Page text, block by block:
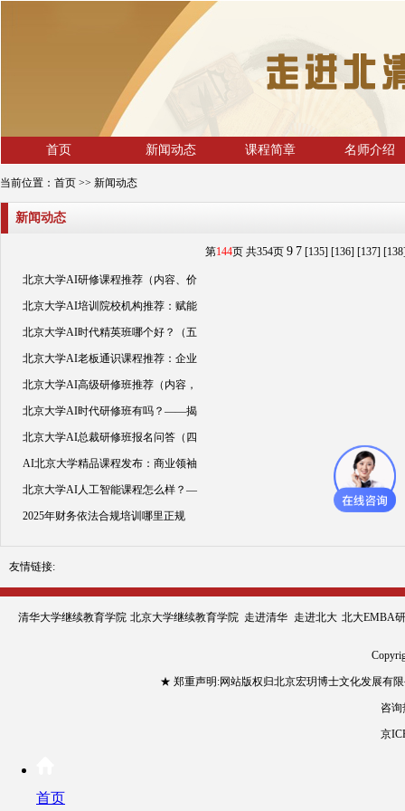
首页 新闻动态 课程简章 名师介绍
当前位置： 首页 >> 新闻动态
新闻动态
第144页 共354页 9 7 [135] [136] [137]
北京大学AI研修课程推荐（内容、价
北京大学AI培训院校机构推荐：赋能
北京大学AI时代精英班哪个好？（五
北京大学AI老板通识课程推荐：企业
北京大学AI高级研修班推荐（内容，
北京大学AI时代研修班有吗？——揭
北京大学AI总裁研修班报名问答（四
AI北京大学精品课程发布：商业领袖
北京大学AI人工智能课程怎么样？—
2025年财务依法合规培训哪里正规
友情链接:
清华大学继续教育学院 北京大学继续教育学院 走进清华 走进北大 北大EMBA
★ 郑重声明:网站版权归北京宏玥博士文化发展有
咨询
京
首页